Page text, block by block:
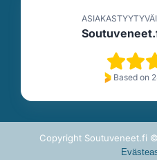
Based on
Copyright Soutuveneet.fi